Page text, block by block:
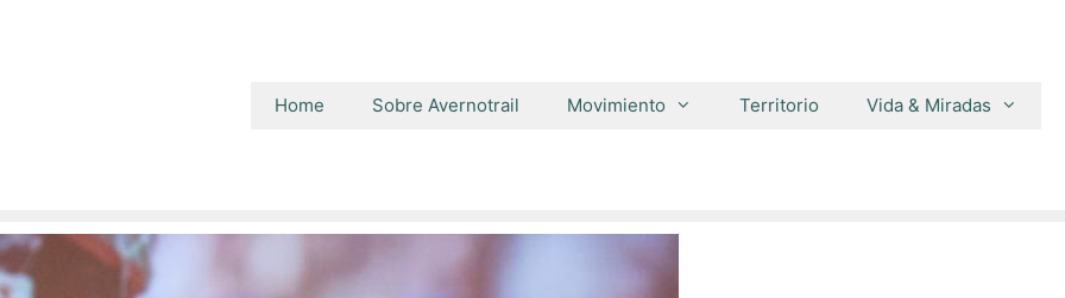
Home
Sobre Avernotrail Movimiento Territorio Vida & Miradas